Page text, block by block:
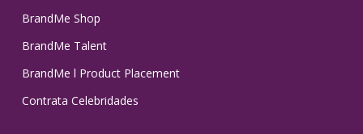
BrandMe Shop
BrandMe Talent
BrandMe l Product Placement
Contrata Celebridades